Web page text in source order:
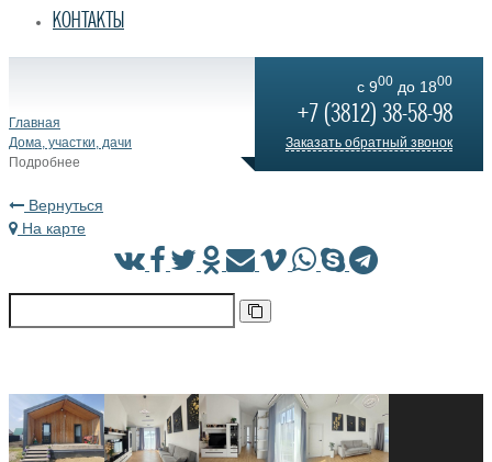
КОНТАКТЫ
c 900 до 1800
+7 (3812) 38-58-98
Заказать обратный звонок
Главная
Дома, участки, дачи
Подробнее
Вернуться
На карте